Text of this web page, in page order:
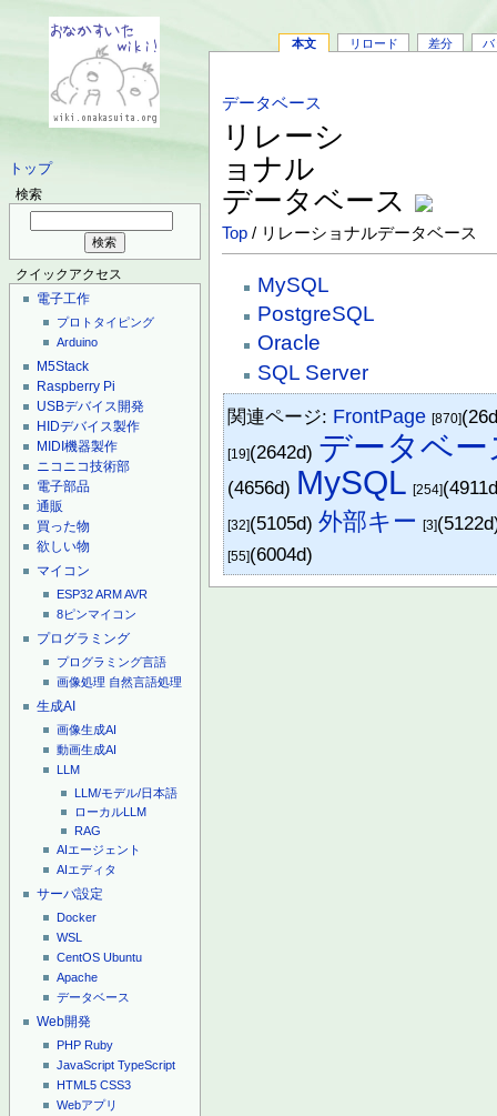
トップ
検索
クイックアクセス
電子工作
プロトタイピング
Arduino
M5Stack
Raspberry Pi
USBデバイス開発
HIDデバイス製作
MIDI機器製作
ニコニコ技術部
電子部品
通販
買った物
欲しい物
マイコン
ESP32ARMAVR
8ピンマイコン
プログラミング
プログラミング言語
画像処理 自然言語処理
生成AI
画像生成AI
動画生成AI
LLM
LLM/モデル/日本語
ローカルLLM
RAG
AIエージェント
AIエディタ
サーバ設定
Docker
WSL
CentOS Ubuntu
Apache
データベース
Web開発
PHP Ruby
JavaScript TypeScript
HTML5 CSS3
Webアプリ
本文 リロード 差分 バ
データベース
リレーシ
ョナル
データベース
Top / リレーショナルデータベース
MySQL
PostgreSQL
Oracle
SQL Server
関連ページ: FrontPage [870]
[19](2642d) データベー
(4656d) MySQL [254]
[32](5105d)外部キー [3]
[55](6004d)